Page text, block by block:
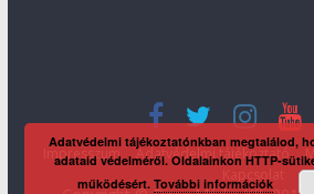
Impresszum Adatvédelmi tájékoztató
Adatvédelmi tájékoztatónkban megtalálod,
adataid védelméről. Oldalainkon HTTP-
működésért.További információk